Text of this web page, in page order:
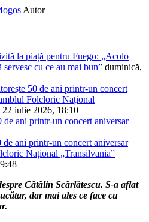
Autor
la piață pentru Fuego: „Acolo
cu ce au mai bun” duminică,
50 de ani printr-un concert
Folcloric Național
iulie 2026, 18:10
ani printr-un concert aniversar
Național „Transilvania”
Cătălin Scărlătescu. S-a aflat
dar mai ales ce face cu